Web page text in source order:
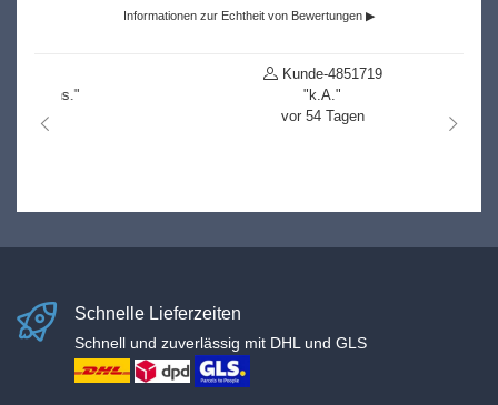
Informationen zur Echtheit von Bewertungen ▶
Kunde-4851719
vor 54 Tagen
nach links
nach
Schnelle Lieferzeiten
Schnell und zuverlässig mit DHL und GLS